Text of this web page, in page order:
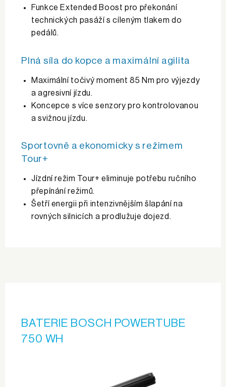
Funkce Extended Boost pro překonání
technických pasáží s cíleným tlakem do
pedálů.
Plná síla do kopce a maximální agilita
Maximální točivý moment 85 Nm pro výjezdy
a agresivní jízdu.
Koncepce s více senzory pro kontrolovanou
a svižnou jízdu.
Sportovně a ekonomicky s režimem
Tour+
Jízdní režim Tour+ eliminuje potřebu ručního
přepínání režimů.
Šetří energii při intenzivnějším šlapání na
rovných silnicích a prodlužuje dojezd.
BATERIE BOSCH POWERTUBE
750 WH